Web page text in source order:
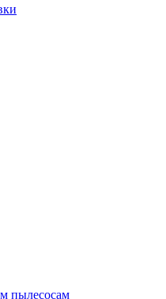
пылесосам